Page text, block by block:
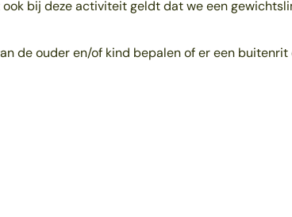
bij deze activiteit geldt dat we een
de ouder en/of kind bepalen of er een buitenrit